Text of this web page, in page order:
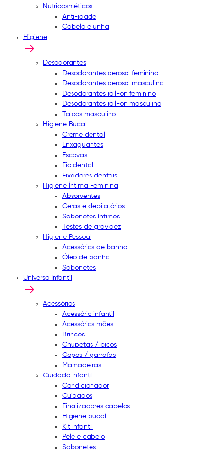
Nutricosméticos
Anti-idade
Cabelo e unha
Higiene
Desodorantes
Desodorantes aerosol feminino
Desodorantes aerosol masculino
Desodorantes roll-on feminino
Desodorantes roll-on masculino
Talcos masculino
Higiene Bucal
Creme dental
Enxaguantes
Escovas
Fio dental
Fixadores dentais
Higiene Íntima Feminina
Absorventes
Ceras e depilatórios
Sabonetes íntimos
Testes de gravidez
Higiene Pessoal
Acessórios de banho
Óleo de banho
Sabonetes
Universo Infantil
Acessórios
Acessório infantil
Acessórios mães
Brincos
Chupetas / bicos
Copos / garrafas
Mamadeiras
Cuidado Infantil
Condicionador
Cuidados
Finalizadores cabelos
Higiene bucal
Kit infantil
Pele e cabelo
Sabonetes